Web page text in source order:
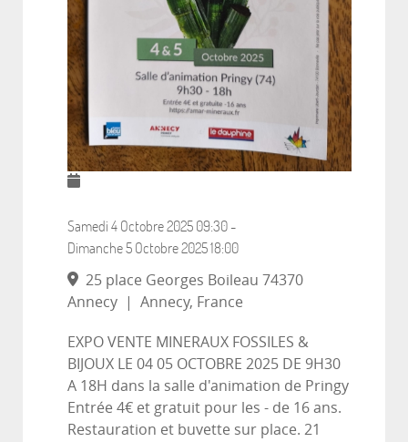
Samedi 4 Octobre 2025 09:30 -
Dimanche 5 Octobre 202518:00
25 place Georges Boileau 74370
Annecy
| Annecy, France
EXPO VENTE MINERAUX FOSSILES &
BIJOUX LE 04 05 OCTOBRE 2025 DE 9H30
A 18H dans la salle d'animation de Pringy
Entrée 4€ et gratuit pour les - de 16 ans.
Restauration et buvette sur place. 21